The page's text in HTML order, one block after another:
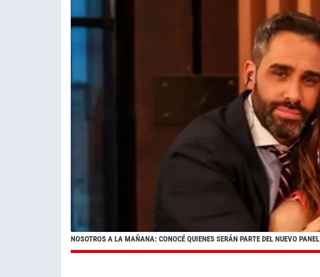
NOSOTROS A LA MAÑANA: CONOCÉ QUIENES SERÁN PARTE DEL NUEVO PANEL